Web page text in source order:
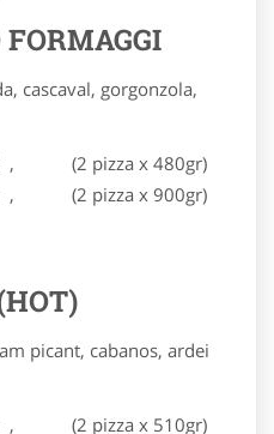
cascaval, gorgonzola,
,
(2 pizza x 480gr)
, (2 pizza x 900gr)
picant, cabanos, ardei
,
(2 pizza x 510gr)